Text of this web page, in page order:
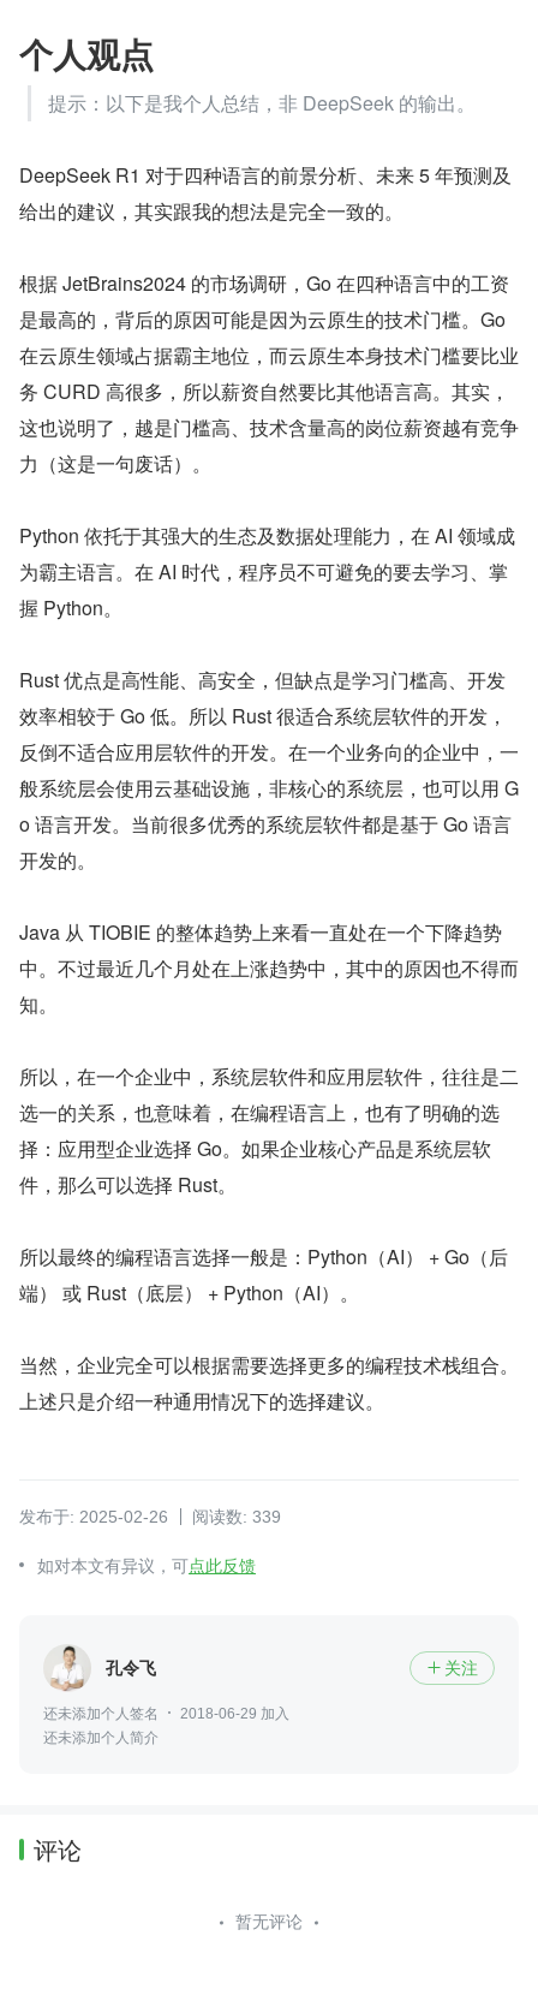
个人观点
提示：以下是我个人总结，非 DeepSeek 的输出。
DeepSeek R1 对于四种语言的前景分析、未来 5 年预测及
给出的建议，其实跟我的想法是完全一致的。
根据 JetBrains2024 的市场调研，Go 在四种语言中的工资
是最高的，背后的原因可能是因为云原生的技术门槛。Go
在云原生领域占据霸主地位，而云原生本身技术门槛要比业
务 CURD 高很多，所以薪资自然要比其他语言高。其实，
这也说明了，越是门槛高、技术含量高的岗位薪资越有竞争
力（这是一句废话）。
Python 依托于其强大的生态及数据处理能力，在 AI 领域成
为霸主语言。在 AI 时代，程序员不可避免的要去学习、掌
握 Python。
Rust 优点是高性能、高安全，但缺点是学习门槛高、开发
效率相较于 Go 低。所以 Rust 很适合系统层软件的开发，
反倒不适合应用层软件的开发。在一个业务向的企业中，一
般系统层会使用云基础设施，非核心的系统层，也可以用 G
o 语言开发。当前很多优秀的系统层软件都是基于 Go 语言
开发的。
Java 从 TIOBIE 的整体趋势上来看一直处在一个下降趋势
中。不过最近几个月处在上涨趋势中，其中的原因也不得而
知。
所以，在一个企业中，系统层软件和应用层软件，往往是二
选一的关系，也意味着，在编程语言上，也有了明确的选
择：应用型企业选择 Go。如果企业核心产品是系统层软
件，那么可以选择 Rust。
所以最终的编程语言选择一般是：Python（AI） + Go（后
端） 或 Rust（底层） + Python（AI）。
当然，企业完全可以根据需要选择更多的编程技术栈组合。
上述只是介绍一种通用情况下的选择建议。
发布于: 2025-02-26 阅读数: 339
如对本文有异议，可点此反馈
孔令飞  关注
还未添加个人签名
2018-06-29 加入
还未添加个人简介
评论
暂无评论